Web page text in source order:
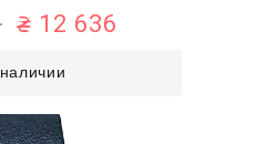
12 636